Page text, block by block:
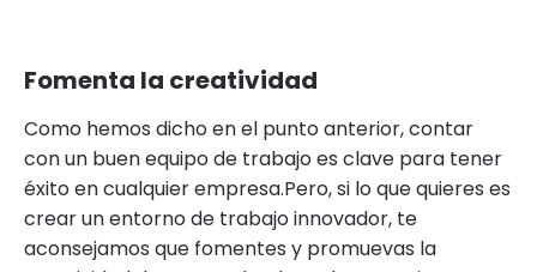
Fomenta la creatividad
Como hemos dicho en el punto anterior, contar
con un buen equipo de trabajo es clave para tener
éxito en cualquier empresa.Pero, si lo que quieres es
crear un entorno de trabajo innovador, te
aconsejamos que fomentes y promuevas la